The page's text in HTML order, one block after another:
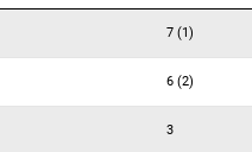
7 (1)
6 (2)
3